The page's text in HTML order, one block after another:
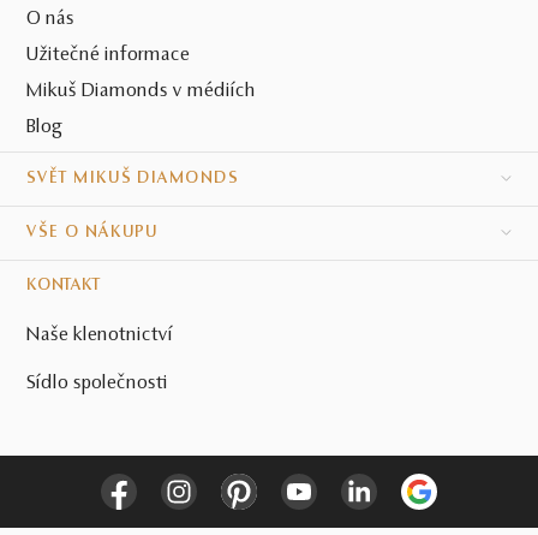
O nás
Užitečné informace
Mikuš Diamonds v médiích
Blog
SVĚT MIKUŠ DIAMONDS
VŠE O NÁKUPU
KONTAKT
Naše klenotnictví
Sídlo společnosti